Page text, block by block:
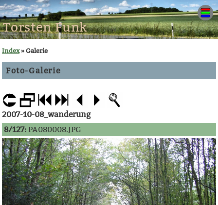
Torsten Funk
Index» Galerie
Foto-Galerie
2007-10-08_wanderung
8/127: PA080008.JPG